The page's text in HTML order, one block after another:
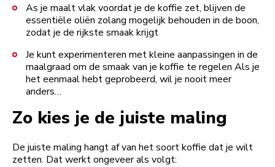
As je maalt vlak voordat je de koffie zet, blijven de
essentiële oliën zolang mogelijk behouden in de boon,
zodat je de rijkste smaak krijgt
Je kunt experimenteren met kleine aanpassingen in de
maalgraad om de smaak van je koffie te regelen Als je
het eenmaal hebt geprobeerd, wil je nooit meer
anders…
Zo kies je de juiste maling
De juiste maling hangt af van het soort koffie dat je wilt
zetten. Dat werkt ongeveer als volgt: